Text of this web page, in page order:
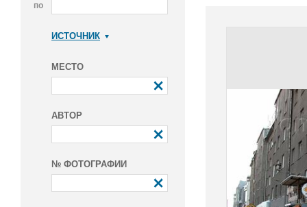
по
ИСТОЧНИК
МЕСТО
АВТОР
№ ФОТОГРАФИИ